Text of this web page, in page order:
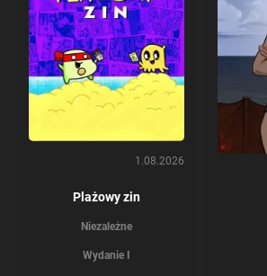
1.08.2026
Plażowy zin
Niezależne
Wydanie I